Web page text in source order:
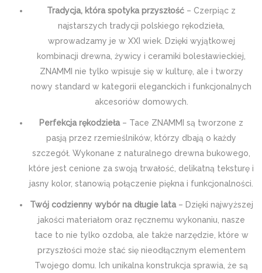
Tradycja, która spotyka przyszłość – Czerpiąc z
najstarszych tradycji polskiego rękodzieła,
wprowadzamy je w XXI wiek. Dzięki wyjątkowej
kombinacji drewna, żywicy i ceramiki bolesławieckiej,
ZNAMMI nie tylko wpisuje się w kulturę, ale i tworzy
nowy standard w kategorii eleganckich i funkcjonalnych
akcesoriów domowych.
Perfekcja rękodzieła– Tace ZNAMMI są tworzone z
pasją przez rzemieślników, którzy dbają o każdy
szczegół. Wykonane z naturalnego drewna bukowego,
które jest cenione za swoją trwałość, delikatną teksturę i
jasny kolor, stanowią połączenie piękna i funkcjonalności.
Twój codzienny wybór na długie lata– Dzięki najwyższej
jakości materiałom oraz ręcznemu wykonaniu, nasze
tace to nie tylko ozdoba, ale także narzędzie, które w
przyszłości może stać się nieodłącznym elementem
Twojego domu. Ich unikalna konstrukcja sprawia, że są